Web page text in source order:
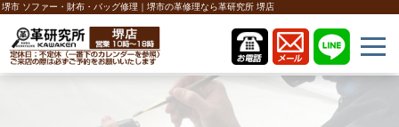
堺市 ソファー・財布・バッグ修理｜堺市の革修理なら革研究所 堺店